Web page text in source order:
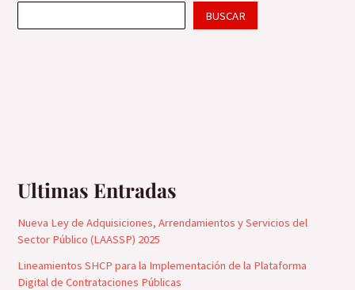
BUSCAR
Ultimas Entradas
Nueva Ley de Adquisiciones, Arrendamientos y Servicios del
Sector Público (LAASSP) 2025
Lineamientos SHCP para la Implementación de la Plataforma
Digital de Contrataciones Públicas